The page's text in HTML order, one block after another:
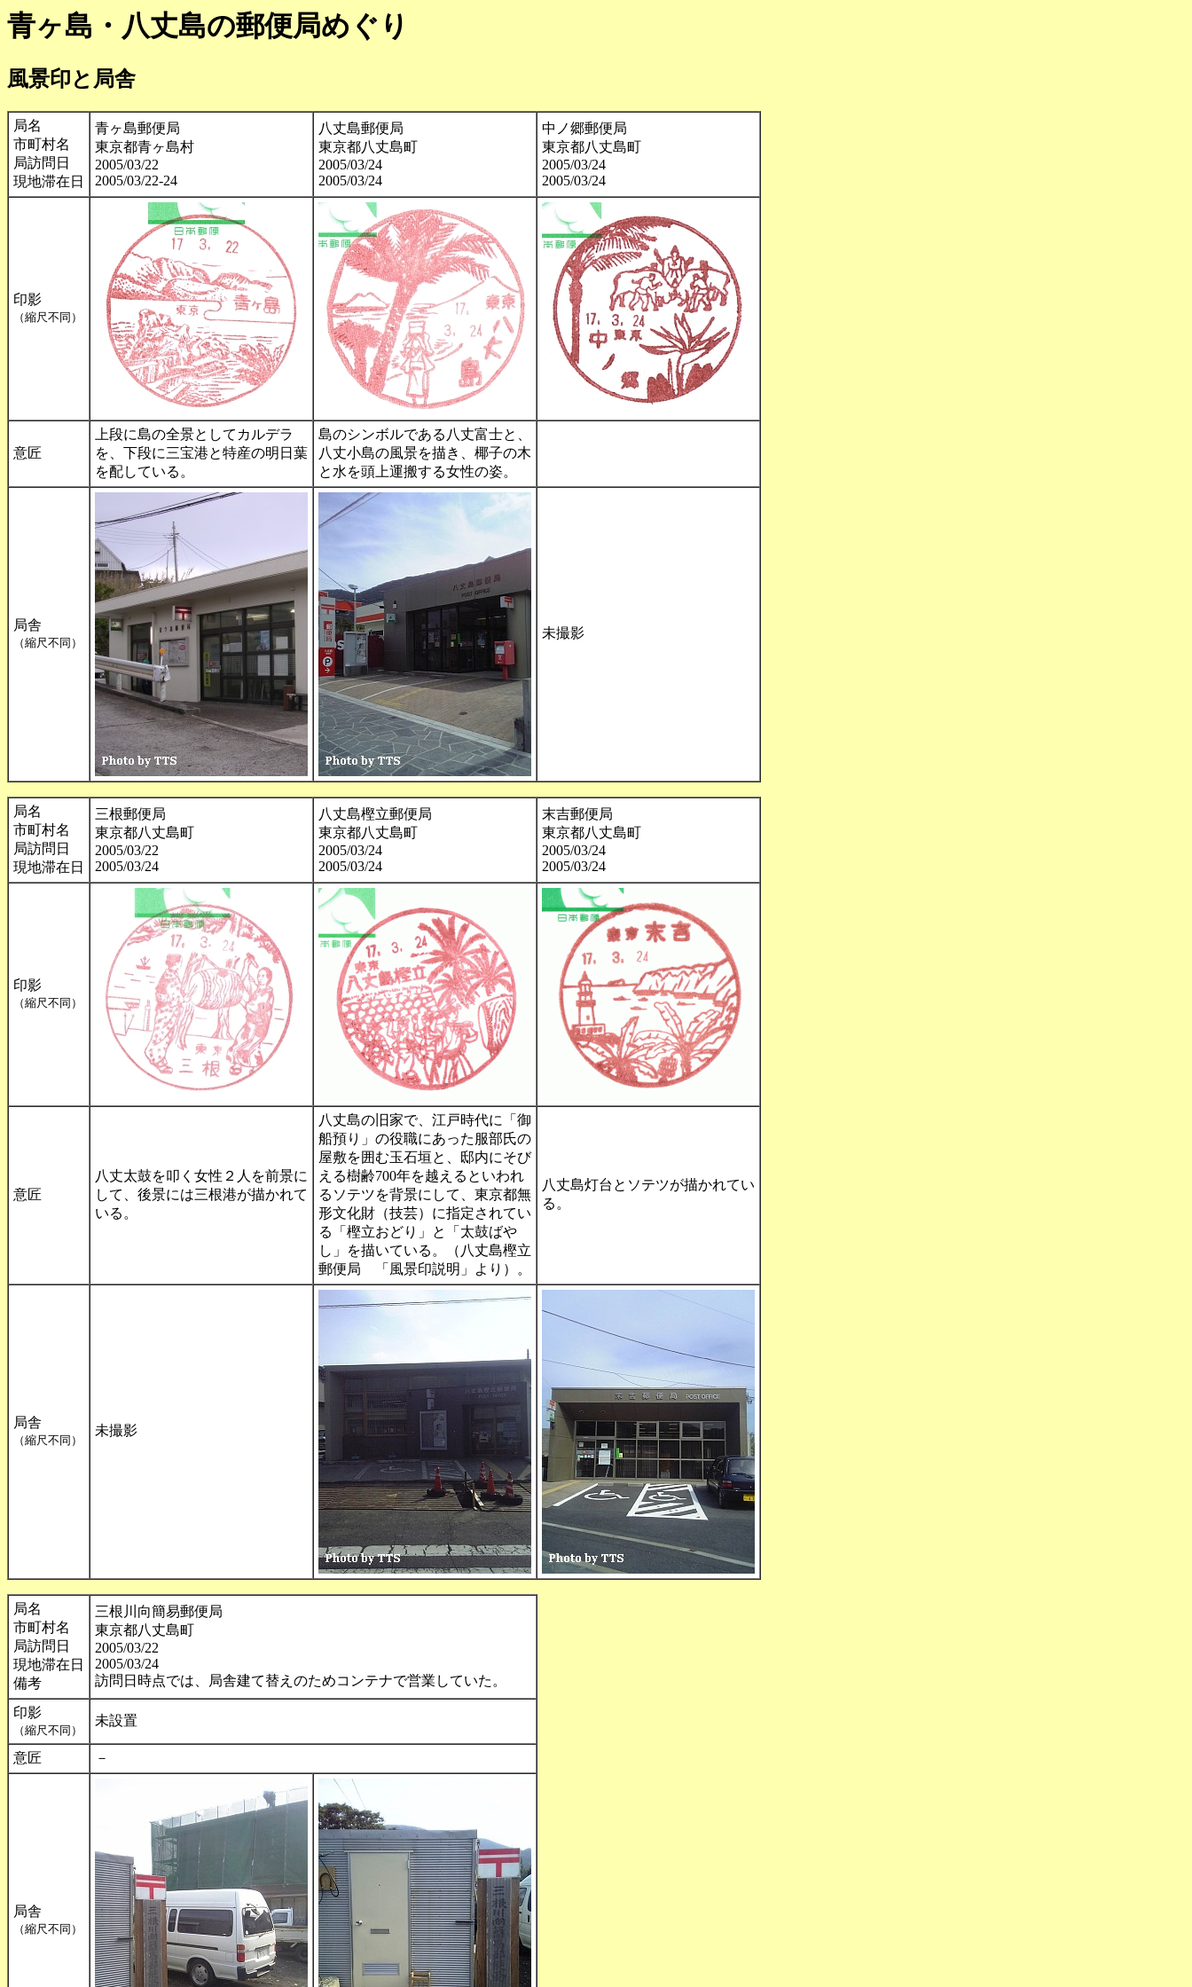
青ヶ島・八丈島の郵便局めぐり
風景印と局舎
局名
市町村名
局訪問日
現地滞在日
青ヶ島郵便局
東京都青ヶ島村
2005/03/22
2005/03/22-24
八丈島郵便局
東京都八丈島町
2005/03/24
2005/03/24
中ノ郷郵便局
東京都八丈島町
2005/03/24
2005/03/24
印影
（縮尺不同）
意匠
上段に島の全景としてカルデラ
を、下段に三宝港と特産の明日葉
を配している。
島のシンボルである八丈富士と、
八丈小島の風景を描き、椰子の木
と水を頭上運搬する女性の姿。
局舎
（縮尺不同）
未撮影
局名
市町村名
局訪問日
現地滞在日
三根郵便局
東京都八丈島町
2005/03/22
2005/03/24
八丈島樫立郵便局
東京都八丈島町
2005/03/24
2005/03/24
末吉郵便局
東京都八丈島町
2005/03/24
2005/03/24
印影
（縮尺不同）
意匠
八丈太鼓を叩く女性２人を前景に
して、後景には三根港が描かれて
いる。
八丈島の旧家で、江戸時代に「御
船預り」の役職にあった服部氏の
屋敷を囲む玉石垣と、邸内にそび
える樹齢700年を越えるといわれ
るソテツを背景にして、東京都無
形文化財（技芸）に指定されてい
る「樫立おどり」と「太鼓ばや
し」を描いている。（八丈島樫立
郵便局 「風景印説明」より）。
八丈島灯台とソテツが描かれてい
る。
局舎
（縮尺不同）
未撮影
局名
市町村名
局訪問日
現地滞在日
備考
三根川向簡易郵便局
東京都八丈島町
2005/03/22
2005/03/24
訪問日時点では、局舎建て替えのためコンテナで営業していた。
印影
（縮尺不同）
未設置
意匠 －
局舎
（縮尺不同）